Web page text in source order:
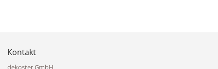
Kontakt
dekoster GmbH